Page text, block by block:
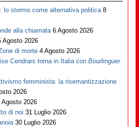
lo stormo come alternativa politica 8
alla chiamata 6 Agosto 2026
Agosto 2026
di morte 4 Agosto 2026
Cendrars torna in Italia conBourlinguer
femminista: la risemantizzazione
2026
Agosto 2026
di noi 31 Luglio 2026
30 Luglio 2026